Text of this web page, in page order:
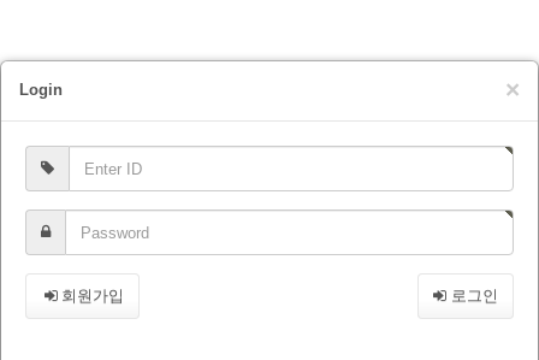
×
Login
로그인
회원가입